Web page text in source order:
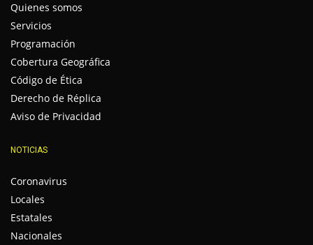
Quienes somos
Servicios
Programación
Cobertura Geográfica
Código de Ética
Derecho de Réplica
Aviso de Privacidad
NOTICIAS
Coronavirus
Locales
Estatales
Nacionales